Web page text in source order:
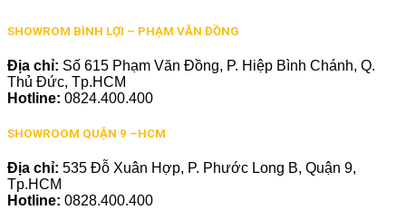
SHOWROM BÌNH LỢI – PHẠM VĂN ĐỒNG
Địa chỉ: Số 615 Phạm Văn Đồng, P. Hiệp Bình Chánh, Q.
Thủ Đức, Tp.HCM
Hotline: 0824.400.400
SHOWROOM QUẬN 9 –HCM
Địa chỉ: 535 Đỗ Xuân Hợp, P. Phước Long B, Quận 9,
Tp.HCM
Hotline: 0828.400.400